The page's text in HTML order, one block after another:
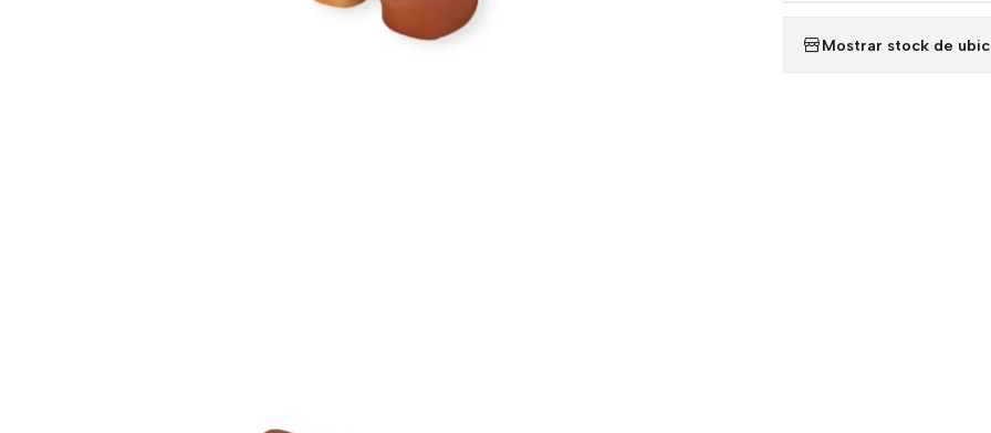
Mostrar stock de